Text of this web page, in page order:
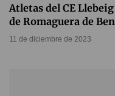
Atletas del CE
de Romaguera de
11 de diciembre de 2023